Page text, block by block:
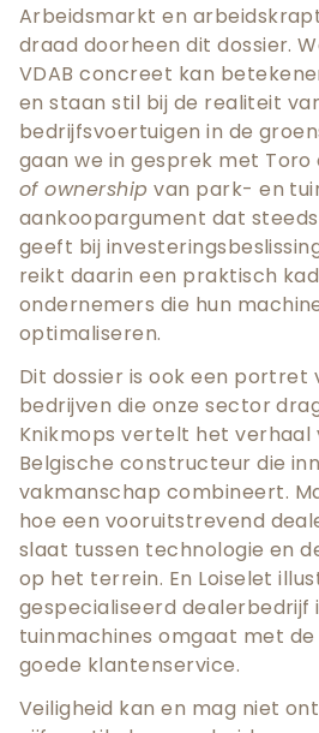
Arbeidsmarkt en
draad doorheen dit dossier.
VDAB concreet kan
en staan stil bij de realiteit
bedrijfsvoertuigen in de
gaan we in gesprek met Toro
of ownership van park- en
aankoopargument dat
geeft bij
reikt daarin een praktisch
ondernemers die hun
optimaliseren.
Dit dossier is ook een portret
bedrijven die onze sector
Knikmops vertelt het verhaal
Belgische constructeur die
vakmanschap combineert.
hoe een vooruitstrevend
slaat tussen technologie en
op het terrein. En Loiselet
gespecialiseerd dealerbedrijf
tuinmachines omgaat met
goede klantenservice.
Veiligheid kan en mag niet